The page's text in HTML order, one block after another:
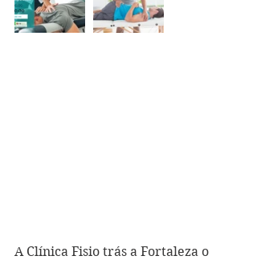
A Clínica Fisio trás a Fortaleza o